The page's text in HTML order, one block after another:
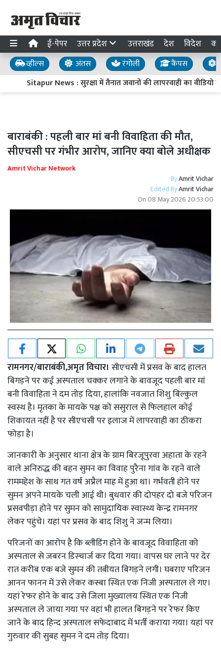
ई-पेपर उत्तर प्रदेश उत्तराखंड देश विदेश
व्हील्स अंतस रंगोली कैंपस
Sitapur News : सुरक्षा में तैनात जवानों की लापरवाही का
बाराबंकी : पहली बार मां बनी विवाहिता की मौत,
सीएचसी पर गंभीर आरोप, जानिए क्या बोले अधीक्षक
Amrit Vichar Network
ByAmrit Vichar
Edited ByAmrit Vichar
On08 May 2026 20:53:00
रामनगर/बाराबंकी,अमृत विचार। सीएचसी में प्रसव के बाद हालत
बिगड़ने पर कई अस्पताल चक्कर लगाने के बावजूद पहली बार मां
बनी विवाहिता ने दम तोड़ दिया, हालांकि नवजात शिशु बिल्कुल
स्वस्थ है। मृतका के मायके पक्ष को ससुराल से फिलहाल कोई
शिकायत नहीं है पर सीएचसी पर इलाज में लापरवाही का ठीकरा
फोड़ा है।
जानकारी के अनुसार थाना क्षेत्र के ग्राम बिरजूपुरवा अहाता के रहने
वाले अनिरुद्ध की बहन सुमन का विवाह पुरैना गांव के रहने वाले
राममहेश के साथ गत वर्ष अप्रैल माह में हुआ था। गर्भवती होने पर
सुमन अपने मायके चली आई थी। बुधवार की दोपहर दो बजे परिजन
प्रसवपीड़ा होने पर सुमन को सामुदायिक स्वास्थ्य केन्द्र रामनगर
लेकर पहुंचे। यहां पर प्रसव के बाद शिशु ने जन्म लिया।
परिजनों का आरोप है कि ब्लीडिंग होने के बावजूद विवाहिता को
अस्पताल से जबरन डिस्चार्ज कर दिया गया। वापस घर लाने पर देर
रात करीब एक बजे सुमन की तबीयत बिगड़ने लगी। घबराए परिजन
आनन फानन में उसे लेकर कस्बा स्थित एक निजी अस्पताल ले गए।
यहां रेफर होने के बाद उसे जिला मुख्यालय स्थित एक निजी
अस्पताल ले जाया गया पर वहां भी हालत बिगड़ने पर रेफर किए
जाने के बाद हिन्द अस्पताल सफेदाबाद में भर्ती कराया गया। यहां पर
गुरुवार की सुबह सुमन ने दम तोड़ दिया।